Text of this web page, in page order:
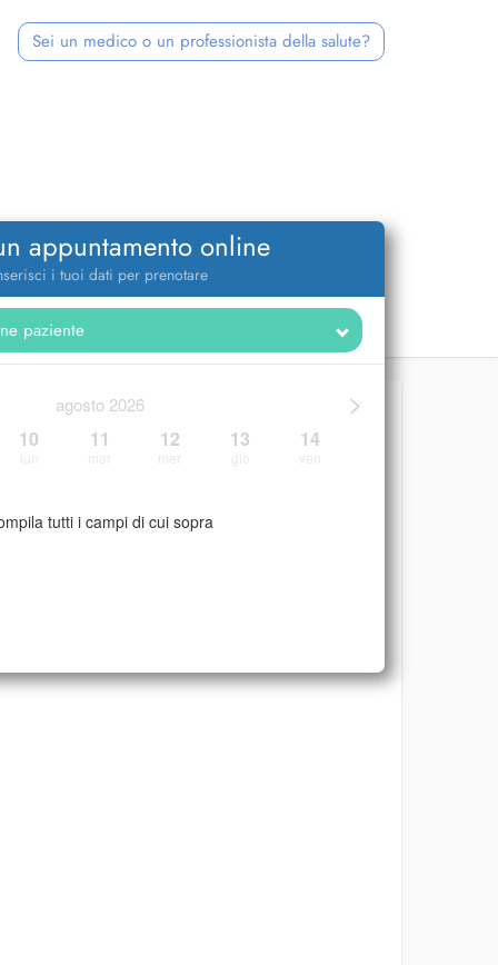
Sei un medico o un professionista della salute?
appuntamento online
i tuoi dati per prenotare
>
agosto 2026
10 11 12 13 14
tutti i campi di cui sopra